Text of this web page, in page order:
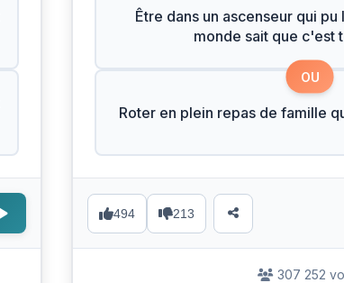
Être dans un ascenseur qui
monde sait que c'est
OU
Roter en plein repas de famille
494 213
307 252